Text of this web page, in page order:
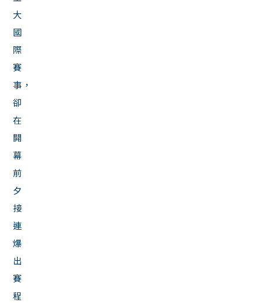
大
國
際
賽
事，
卻
在
開
幕
前
夕
接
連
爆
出
賽
程